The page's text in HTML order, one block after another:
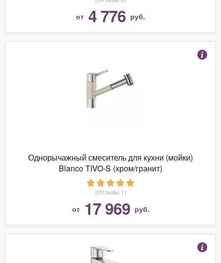
от 4 776 руб.
Однорычажный смеситель для кухни (мойки)
Blanco TIVO-S (хром/гранит)
(Отзывы 1)
от 17 969 руб.